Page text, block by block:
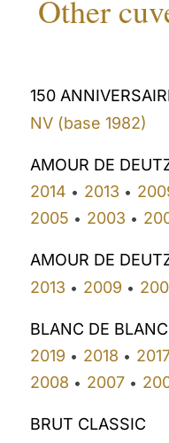
Other
150
NV (base 1982)
AMOUR DE
2014 • 2013 •
2005 • 2003 •
AMOUR DE
2013 • 2009 •
BLANC DE
2019 • 2018 •
2008 • 2007•
BRUT CLASSIC